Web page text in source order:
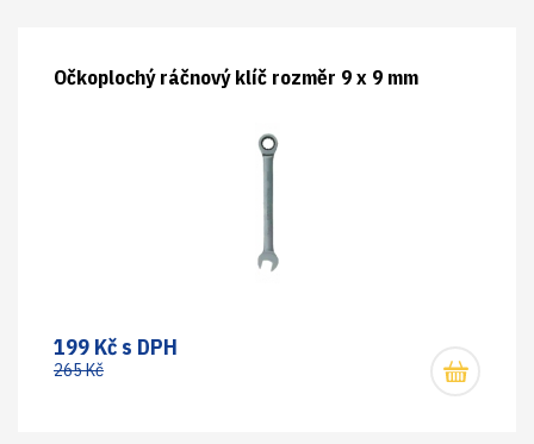
Očkoplochý ráčnový klíč rozměr 9 x 9 mm
199 Kč s DPH
265 Kč